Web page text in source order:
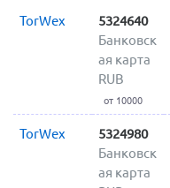
TorWex
5324640
Банковск
ая карта
RUB
от 10000
TorWex
5324980
Банковск
ая карта